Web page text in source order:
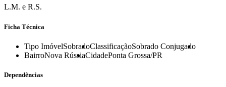
L.M. e R.S.
Ficha Técnica
Tipo ImóvelSobradoClassificaçãoSobrado Conjugado
BairroNova RússiaCidadePonta Grossa/PR
Dependências